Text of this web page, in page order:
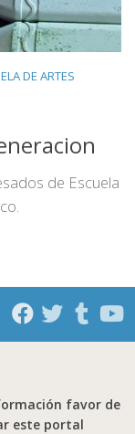
DE ARTES
de Escuela
favor de
este portal